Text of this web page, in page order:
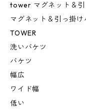
tower マグネット＆引
マグネット＆引っ掛
TOWER
洗いバケツ
バケツ
幅広
ワイド幅
低い